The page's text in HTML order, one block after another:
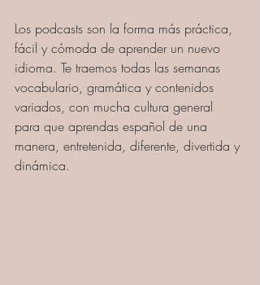
Los podcasts son la forma más práctica,
fácil y cómoda de aprender un nuevo
idioma. Te traemos todas las semanas
vocabulario, gramática y contenidos
variados, con mucha cultura general
para que aprendas español de una
manera, entretenida, diferente, divertida y
dinámica.